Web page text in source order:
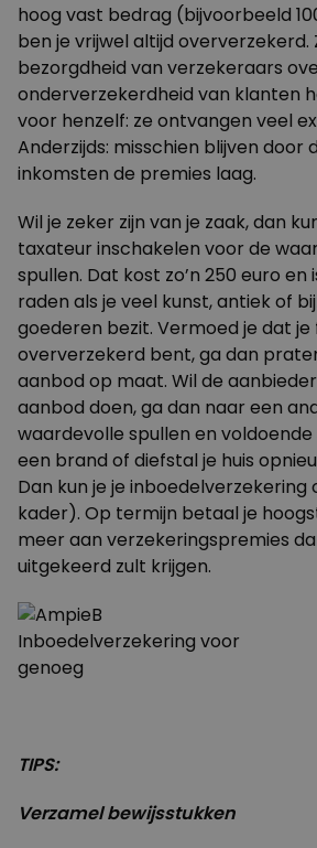
hoog vast bedrag (bijvoorbeeld
ben je vrijwel altijd oververzekerd.
bezorgdheid van verzekeraars
onderverzekerdheid van klanten
voor henzelf: ze ontvangen veel
Anderzijds: misschien blijven door
inkomsten de premies laag.
Wil je zeker zijn van je zaak, dan
taxateur inschakelen voor de
spullen. Dat kost zo’n 250 euro en
raden als je veel kunst, antiek of
goederen bezit. Vermoed je dat je
oververzekerd bent, ga dan
aanbod op maat. Wil de
aanbod doen, ga dan naar een
waardevolle spullen en
een brand of diefstal je huis
Dan kun je je inboedelverzekering
kader). Op termijn betaal je
meer aan verzekeringspremies
uitgekeerd zult krijgen.
TIPS:
Verzamel bewijsstukken